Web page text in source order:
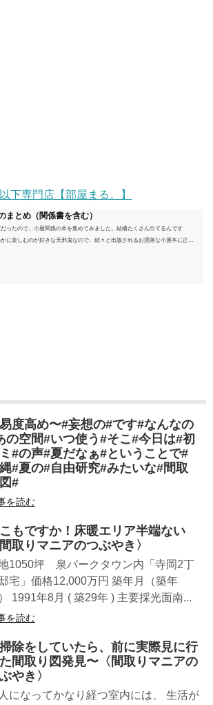
下専門店【部屋まる。】
まとめ（関係書を含む）
だったので、小屋関係の本を集めてみました。結構たくさん出てるんです
に楽しむのが好きな天邪鬼なので、続々と出版されるお洒落な小屋本に正直
度高め〜#妄想の#です#なんなの
の空間#いつ使う#そこ#今日は#初
#の声#夏だなぁ#ということで#
#夏の#自由研究#みたいな#間取
#
を読む
もですか！床暖エリア半端ない
間取りマニアのつぶやき〉
1050坪 泉パークタウン内「寺岡2丁
宅」価格12,000万円 築年月（築年
1991年8月 ( 築29年 ) 主要採光面南...
を読む
除をしていたら、前に実際見に行
間取り図発見〜〈間取りマニアの
やき〉
になってかなり経つ室内には、 生活が